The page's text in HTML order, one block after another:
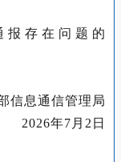
报存在问题的
信息通信管理局
2026年7月2日